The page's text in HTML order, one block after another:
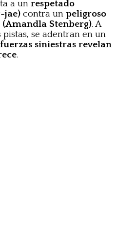
a un respetado
jae) contra un peligroso
Stenberg). A
se adentran en un
siniestras revelan
.